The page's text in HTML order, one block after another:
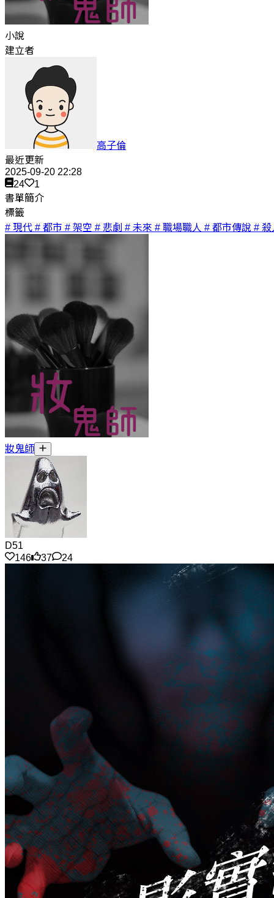
小說
建立者
高子倫
最近更新
2025-09-20 22:28
24
1
書單簡介
標籤
# 現代 # 都市 # 架空 # 悲劇 # 未來 # 職場職人 # 都市傳說 # 殺
妝鬼師
D51
146
37 24